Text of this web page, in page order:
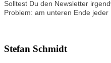
Solltest Du den Newsletter
Problem: am unteren Ende
Stefan Schmidt